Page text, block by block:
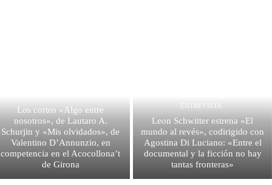
Los cortos «Algo entre
nosotros», de Lautaro A.
Schurjin y «Mis olvidados», de
Valentino D’Annunzio, en
competencia en el Acocollona’t
de Girona
ENTREVISTA
Leon Schwitter estrena «El
mundo al revés», codirigido con
Agostina Di Luciano: «Entre el
documental y la ficción no hay
tantas fronteras»